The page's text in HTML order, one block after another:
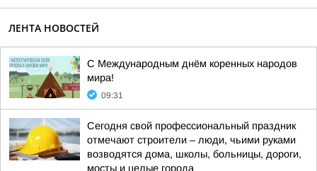
ЛЕНТА НОВОСТЕЙ
С Международным днём коренных народов
мира!
09:31
Сегодня свой профессиональный праздник
отмечают строители – люди, чьими руками
возводятся дома, школы, больницы, дороги,
мосты и целые города